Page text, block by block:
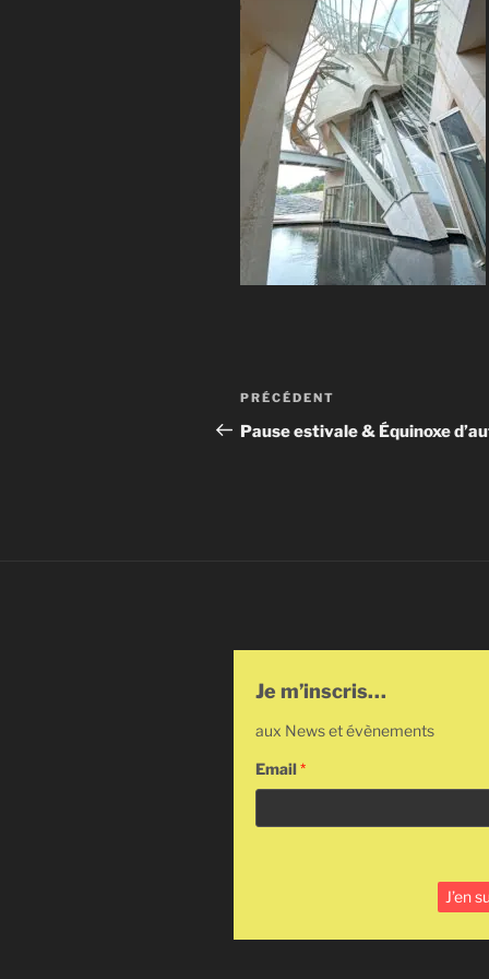
Navigation
de
Article
précédent
PRÉCÉDENT
Pause estivale & Équinoxe
Je m’inscris…
aux News et évènements
Email*